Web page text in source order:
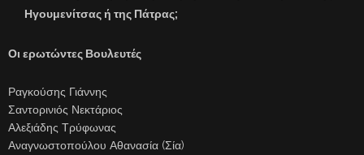
Ηγουμενίτσας ή της Πάτρας;
Οι ερωτώντες Βουλευτές
Ραγκούσης Γιάννης
Σαντορινιός Νεκτάριος
Αλεξιάδης Τρύφωνας
Αναγνωστοπούλου Αθανασία (Σία)